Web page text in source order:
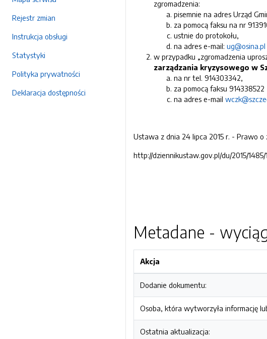
Rejestr zmian
Instrukcja obsługi
Statystyki
Polityka prywatności
Deklaracja dostępności
zgromadzenia:
pisemnie na adres Urząd
za pomocą faksu na nr
ustnie do protokołu,
na adres e-mail: ug@osina.pl
w przypadku „zgromadzenia
zarządzania kryzysowego w
na nr tel. 914303342,
za pomocą faksu 914338522
na adres e-mail
Ustawa z dnia 24 lipca 2015 r. - Prawo o
http://dziennikustaw.gov.pl/du/2015/1485/1
Metadane -
Akcja
Dodanie dokumentu:
Osoba, która wytworzyła informację
Ostatnia aktualizacja: